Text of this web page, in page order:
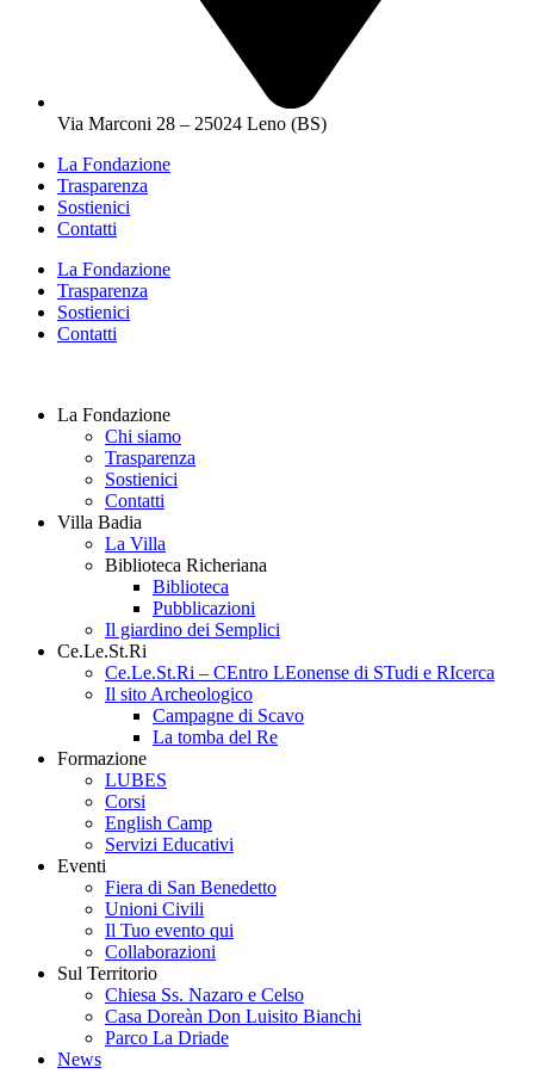
Via Marconi 28 – 25024 Leno (BS)
La Fondazione
Trasparenza
Sostienici
Contatti
La Fondazione
Trasparenza
Sostienici
Contatti
La Fondazione
Chi siamo
Trasparenza
Sostienici
Contatti
Villa Badia
La Villa
Biblioteca Richeriana
Biblioteca
Pubblicazioni
Il giardino dei Semplici
Ce.Le.St.Ri
Ce.Le.St.Ri – CEntro LEonense di STudi e RIcerca
Il sito Archeologico
Campagne di Scavo
La tomba del Re
Formazione
LUBES
Corsi
English Camp
Servizi Educativi
Eventi
Fiera di San Benedetto
Unioni Civili
Il Tuo evento qui
Collaborazioni
Sul Territorio
Chiesa Ss. Nazaro e Celso
Casa Doreàn Don Luisito Bianchi
Parco La Driade
News